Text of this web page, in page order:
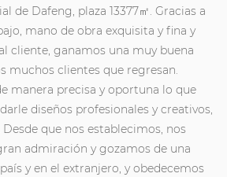
de Dafeng, plaza 13377㎡. Gracias a
mano de obra exquisita y fina y
cliente, ganamos una muy buena
muchos clientes que regresan.
manera precisa y oportuna lo que
diseños profesionales y creativos,
que nos establecimos, nos
admiración y gozamos de una
y en el extranjero, y obedecemos